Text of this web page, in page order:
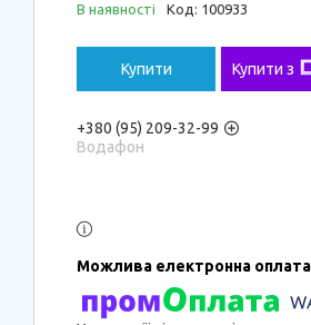
В наявності Код: 100933
Купити Купити з
+380 (95) 209-32-99
Водафон